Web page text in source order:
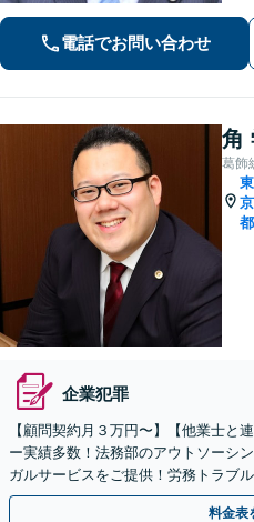
早
話
ま
電話でお問い合わせ
角
葛飾
東
京
都
企業犯罪
【顧問契約月３万円〜】【他業士と
ー実績多数！法務部のアウトソーシ
ガルサービスをご提供！労務トラブ
いたします【金町駅徒歩１分】【初
料金表